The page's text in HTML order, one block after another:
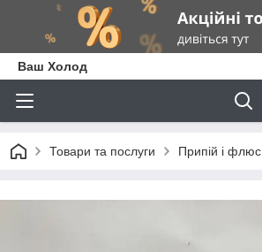
Ваш Холод
Товари та послуги Припій і флюс